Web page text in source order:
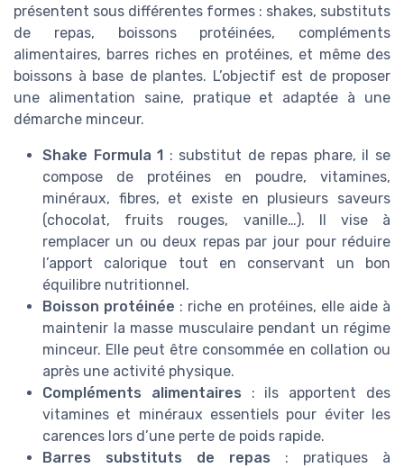
présentent sous différentes formes : shakes, substituts
de repas, boissons protéinées, compléments
alimentaires, barres riches en protéines, et même des
boissons à base de plantes. L’objectif est de proposer
une alimentation saine, pratique et adaptée à une
démarche minceur.
Shake Formula 1 : substitut de repas phare, il se
compose de protéines en poudre, vitamines,
minéraux, fibres, et existe en plusieurs saveurs
(chocolat, fruits rouges, vanille…). Il vise à
remplacer un ou deux repas par jour pour réduire
l’apport calorique tout en conservant un bon
équilibre nutritionnel.
Boisson protéinée : riche en protéines, elle aide à
maintenir la masse musculaire pendant un régime
minceur. Elle peut être consommée en collation ou
après une activité physique.
Compléments alimentaires : ils apportent des
vitamines et minéraux essentiels pour éviter les
carences lors d’une perte de poids rapide.
Barres substituts de repas : pratiques à